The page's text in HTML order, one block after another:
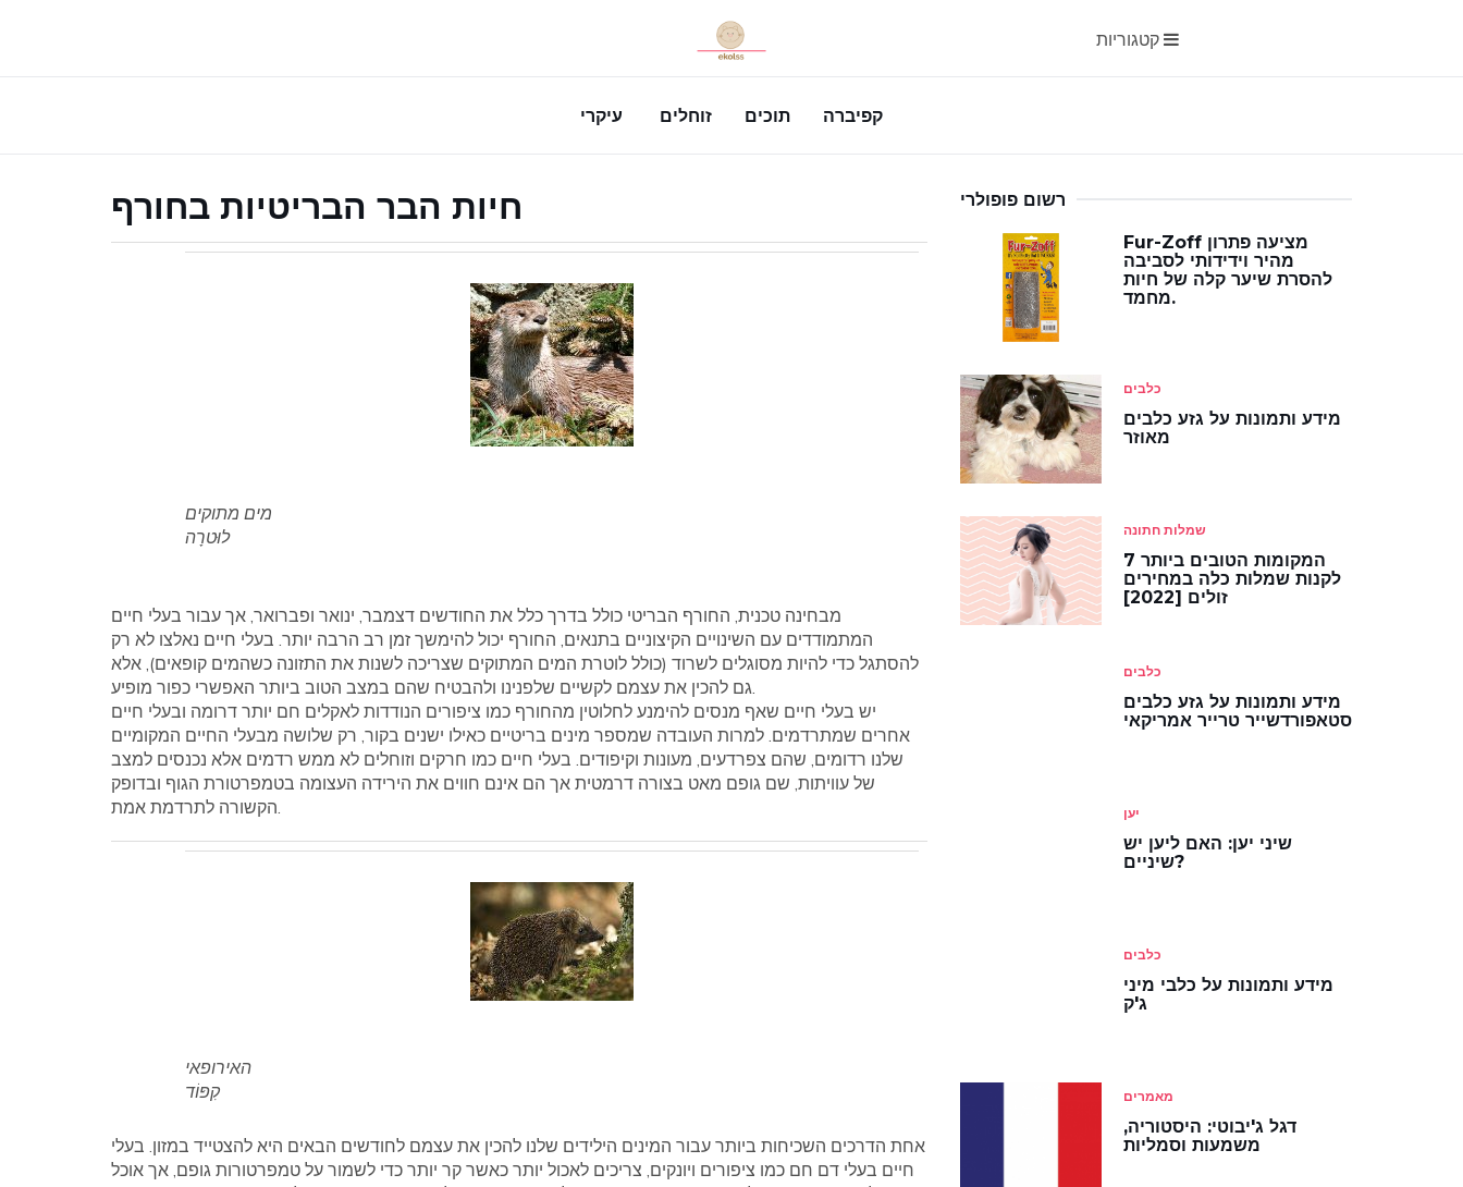
קטגוריות
עיקרי זוחלים תוכים קפיברה
חיות הבר הבריטיות בחורף
מים מתוקים
לוּטרָה
מבחינה טכנית, החורף הבריטי כולל בדרך כלל את החודשים דצמבר, ינואר ופברואר, אך עבור בעלי חיים
המתמודדים עם השינויים הקיצוניים בתנאים, החורף יכול להימשך זמן רב הרבה יותר. בעלי חיים נאלצו לא רק
להסתגל כדי להיות מסוגלים לשרוד (כולל לוטרת המים המתוקים שצריכה לשנות את התזונה כשהמים קופאים), אלא
גם להכין את עצמם לקשיים שלפנינו ולהבטיח שהם במצב הטוב ביותר האפשרי כפור מופיע.
יש בעלי חיים שאף מנסים להימנע לחלוטין מהחורף כמו ציפורים הנודדות לאקלים חם יותר דרומה ובעלי חיים
אחרים שמתרדמים. למרות העובדה שמספר מינים בריטיים כאילו ישנים בקור, רק שלושה מבעלי החיים המקומיים
שלנו רדומים, שהם צפרדעים, מעונות וקיפודים. בעלי חיים כמו חרקים וזוחלים לא ממש רדמים אלא נכנסים למצב
של עוויתות, שם גופם מאט בצורה דרמטית אך הם אינם חווים את הירידה העצומה בטמפרטורת הגוף ובדופק
הקשורה לתרדמת אמת.
האירופאי
קִפּוֹד
אחת הדרכים השכיחות ביותר עבור המינים הילידים שלנו להכין את עצמם לחודשים הבאים היא להצטייד במזון. בעלי
חיים בעלי דם חם כמו ציפורים ויונקים, צריכים לאכול יותר כאשר קר יותר כדי לשמור על טמפרטורות גופם, אך אוכל
רשום פופולרי
Fur-Zoff מציעה פתרון
מהיר וידידותי לסביבה
להסרת שיער קלה של חיות
מחמד.
כלבים
מידע ותמונות על גזע כלבים
מאוזר
שמלות חתונה
7 המקומות הטובים ביותר
לקנות שמלות כלה במחירים
זולים [2022]
כלבים
מידע ותמונות על גזע כלבים
סטאפורדשייר טרייר אמריקאי
יען
שיני יען: האם ליען יש
שיניים?
כלבים
מידע ותמונות על כלבי מיני
ג'ק
מאמרים
דגל ג'יבוטי: היסטוריה,
משמעות וסמליות